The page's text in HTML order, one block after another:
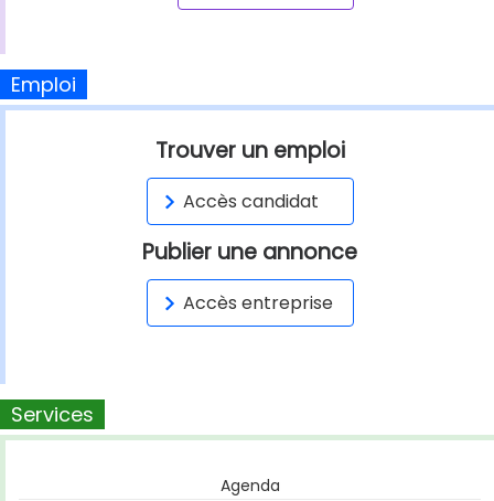
Emploi
Trouver un emploi
Accès candidat
Publier une annonce
Accès entreprise
Services
Agenda